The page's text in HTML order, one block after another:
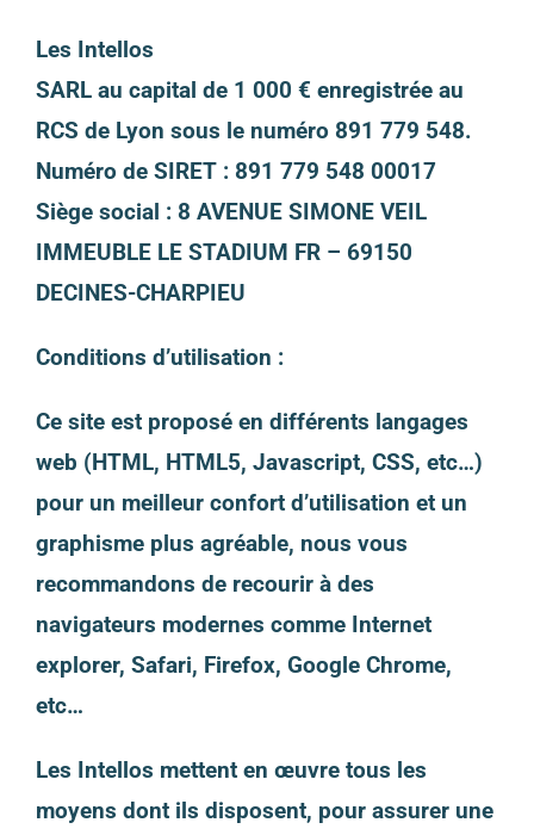
Les Intellos
SARL au capital de 1 000 € enregistrée au
RCS de Lyon sous le numéro 891 779 548.
Numéro de SIRET : 891 779 548 00017
Siège social : 8 AVENUE SIMONE VEIL
IMMEUBLE LE STADIUM FR – 69150
DECINES-CHARPIEU
Conditions d’utilisation :
Ce site est proposé en différents langages
web (HTML, HTML5, Javascript, CSS, etc…)
pour un meilleur confort d’utilisation et un
graphisme plus agréable, nous vous
recommandons de recourir à des
navigateurs modernes comme Internet
explorer, Safari, Firefox, Google Chrome,
etc…
Les Intellos mettent en œuvre tous les
moyens dont ils disposent, pour assurer une